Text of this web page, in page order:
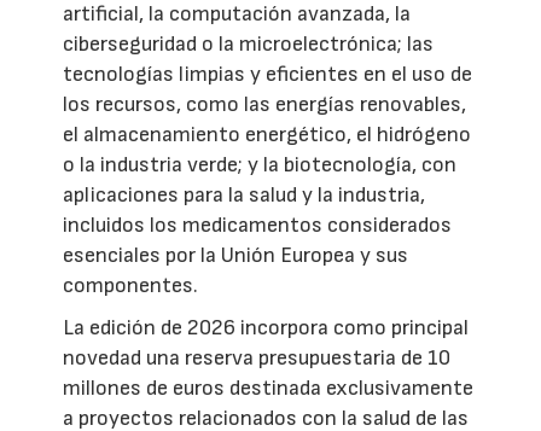
artificial, la computación avanzada, la
ciberseguridad o la microelectrónica; las
tecnologías limpias y eficientes en el uso de
los recursos, como las energías renovables,
el almacenamiento energético, el hidrógeno
o la industria verde; y la biotecnología, con
aplicaciones para la salud y la industria,
incluidos los medicamentos considerados
esenciales por la Unión Europea y sus
componentes.
La edición de 2026 incorpora como principal
novedad una reserva presupuestaria de 10
millones de euros destinada exclusivamente
a proyectos relacionados con la salud de las